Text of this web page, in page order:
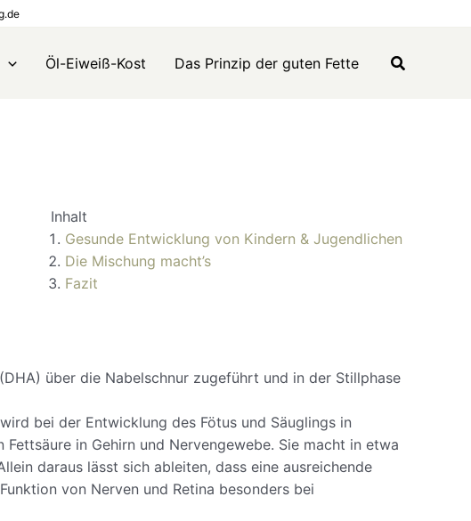
Öl-Eiweiß-Kost Das Prinzip der guten Fette
Inhalt
Gesunde Entwicklung von Kindern & Jugendlichen
Die Mischung macht’s
Fazit
über die Nabelschnur zugeführt und in der Stillphase
bei der Entwicklung des Fötus und Säuglings in
in Gehirn und Nervengewebe. Sie macht in etwa
daraus lässt sich ableiten, dass eine ausreichende
von Nerven und Retina besonders bei